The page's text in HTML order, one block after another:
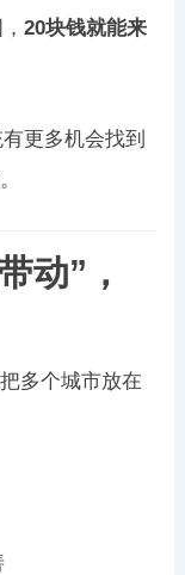
20块钱就能来
更多机会找到
动”，
多个城市放在